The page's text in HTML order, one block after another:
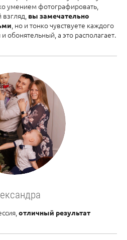
умением фотографировать,
вы замечательно
, но и тонко чувствуете каждого
а это располагает.
отличный результат